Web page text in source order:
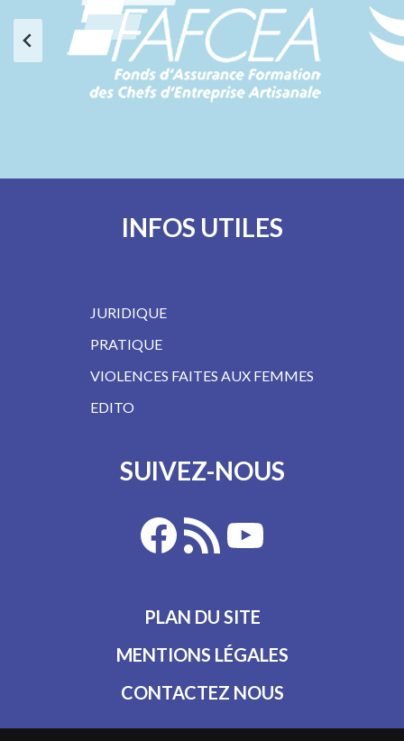
INFOS UTILES
JURIDIQUE
PRATIQUE
VIOLENCES FAITES AUX FEMMES
EDITO
SUIVEZ-NOUS
PLAN DU SITE
MENTIONS LÉGALES
CONTACTEZ NOUS